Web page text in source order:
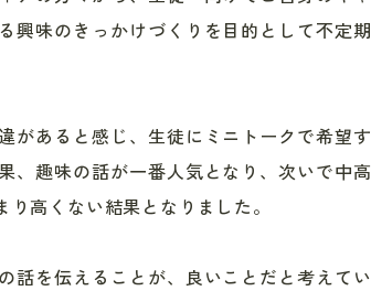
興味のきっかけづくりを目的として不定期
があると感じ、生徒にミニトークで希望す
、趣味の話が一番人気となり、次いで中高
高くない結果となりました。
話を伝えることが、良いことだと考えてい